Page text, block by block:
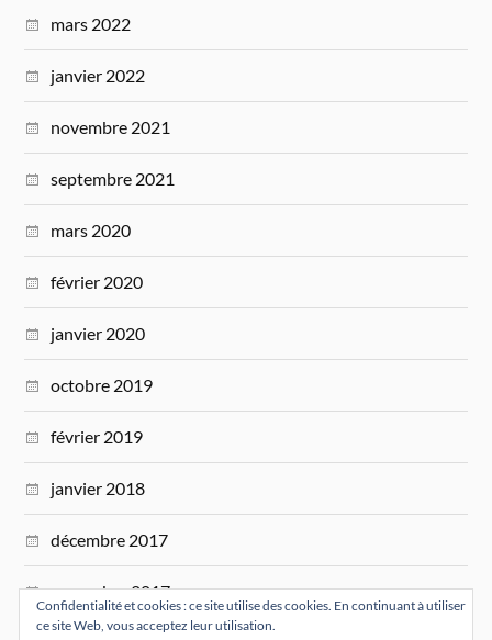
mars 2022
janvier 2022
novembre 2021
septembre 2021
mars 2020
février 2020
janvier 2020
octobre 2019
février 2019
janvier 2018
décembre 2017
novembre 2017
Confidentialité et cookies : ce site utilise des cookies. En continuant à utiliser
ce site Web, vous acceptez leur utilisation.